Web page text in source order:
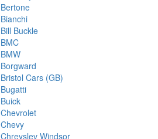
Bertone
Bianchi
Bill Buckle
BMC
BMW
Borgward
Bristol Cars (GB)
Bugatti
Buick
Chevrolet
Chevy
Chreyslev Windsor